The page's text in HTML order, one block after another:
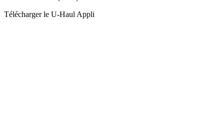
Télécharger le U-Haul Appli